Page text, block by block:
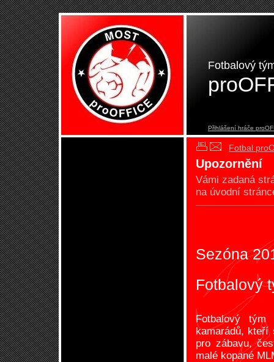
Přihlášení hráče
Fotbalový
Fotbal
Upozornění
Vámi zadaná
na úvodní
Sezóna
Fotbalový
Fotbalový tým
kamarádů, kteří
pro zábavu,
malé kopané